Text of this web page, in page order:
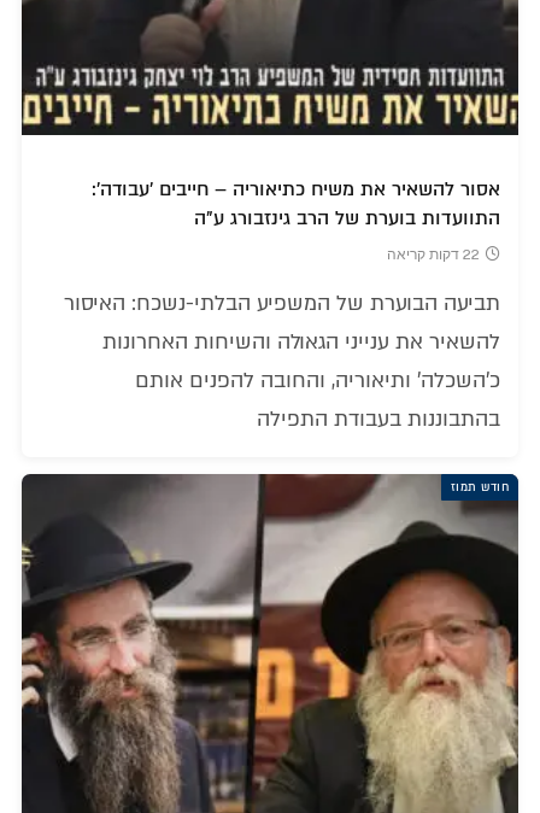
אסור להשאיר את משיח כתיאוריה – חייבים 'עבודה':
התוועדות בוערת של הרב גינזבורג ע"ה
22 דקות קריאה
תביעה הבוערת של המשפיע הבלתי-נשכח: האיסור
להשאיר את ענייני הגאולה והשיחות האחרונות
כ'השכלה' ותיאוריה, והחובה להפנים אותם
בהתבוננות בעבודת התפילה
חודש תמוז